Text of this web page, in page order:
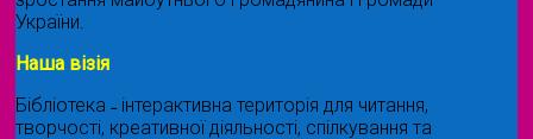
України.
Наша візія
Бібліотека ˗ інтерактивна територія для читання,
творчості, креативної діяльності, спілкування та